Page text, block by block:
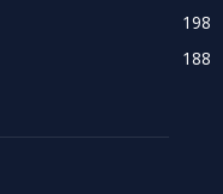
198
188